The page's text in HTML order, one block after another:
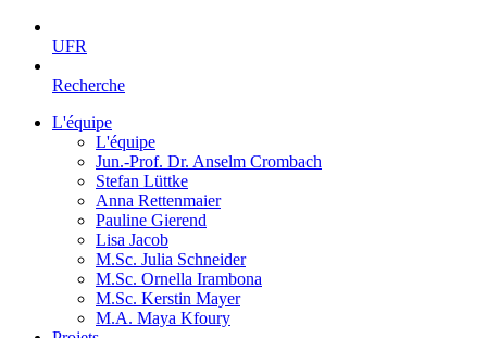
UFR
Recherche
L'équipe
L'équipe
Jun.-Prof. Dr. Anselm Crombach
Stefan Lüttke
Anna Rettenmaier
Pauline Gierend
Lisa Jacob
M.Sc. Julia Schneider
M.Sc. Ornella Irambona
M.Sc. Kerstin Mayer
M.A. Maya Kfoury